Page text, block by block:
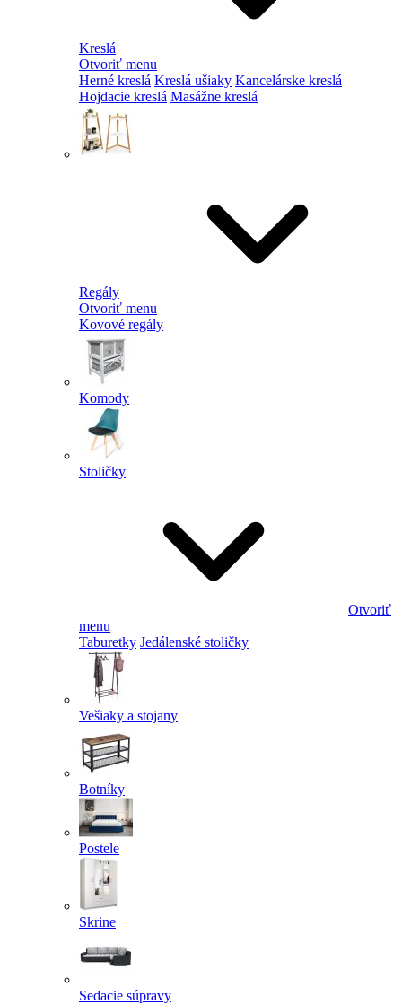
Kreslá
Otvoriť menu
Herné kreslá Kreslá ušiaky Kancelárske kreslá
Hojdacie kreslá Masážne kreslá
Regály
Otvoriť menu
Kovové regály
Komody
Stoličky
Otvoriť
menu
Taburetky Jedálenské stoličky
Vešiaky a stojany
Botníky
Postele
Skrine
Sedacie súpravy